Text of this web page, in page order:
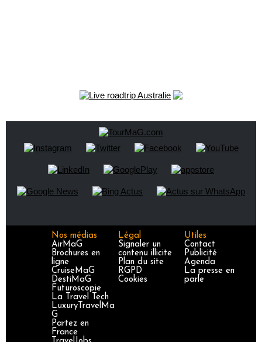
Nos médias
AirMaG
Brochures en
ligne
CruiseMaG
DestiMaG
Futuroscopie
La Travel Tech
LuxuryTravelMa
G
Partez en
France
Légal
Signaler un
contenu illicite
Plan du site
RGPD
Cookies
Utiles
Contact
Publicité
Agenda
La presse en
parle